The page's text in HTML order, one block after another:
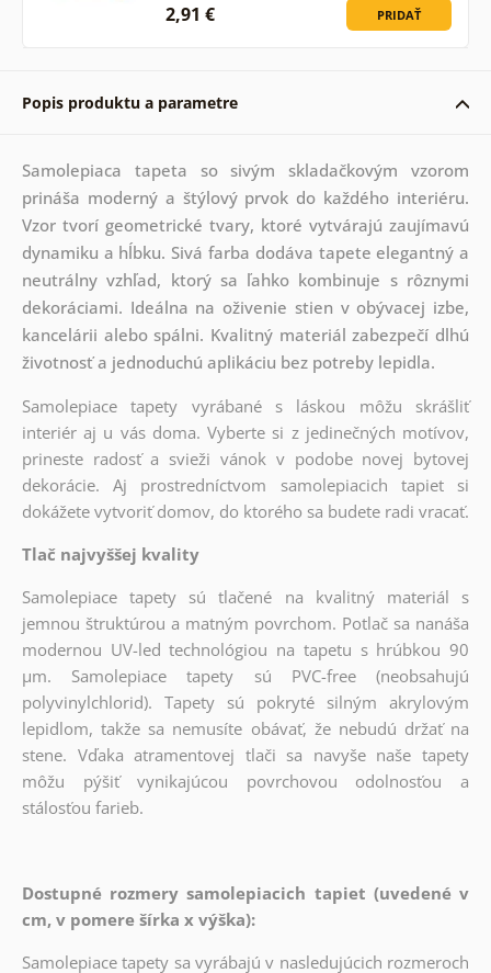
2,91 € PRIDAŤ
Popis produktu a parametre
Samolepiaca tapeta so sivým skladačkovým vzorom
prináša moderný a štýlový prvok do každého interiéru.
Vzor tvorí geometrické tvary, ktoré vytvárajú zaujímavú
dynamiku a hĺbku. Sivá farba dodáva tapete elegantný a
neutrálny vzhľad, ktorý sa ľahko kombinuje s rôznymi
dekoráciami. Ideálna na oživenie stien v obývacej izbe,
kancelárii alebo spálni. Kvalitný materiál zabezpečí dlhú
životnosť a jednoduchú aplikáciu bez potreby lepidla.
Samolepiace tapety vyrábané s láskou môžu skrášliť
interiér aj u vás doma. Vyberte si z jedinečných motívov,
prineste radosť a svieži vánok v podobe novej bytovej
dekorácie. Aj prostredníctvom samolepiacich tapiet si
dokážete vytvoriť domov, do ktorého sa budete radi vracať.
Tlač najvyššej kvality
Samolepiace tapety sú tlačené na kvalitný materiál s
jemnou štruktúrou a matným povrchom. Potlač sa nanáša
modernou UV-led technológiou na tapetu s hrúbkou 90
µm. Samolepiace tapety sú PVC-free (neobsahujú
polyvinylchlorid). Tapety sú pokryté silným akrylovým
lepidlom, takže sa nemusíte obávať, že nebudú držať na
stene. Vďaka atramentovej tlači sa navyše naše tapety
môžu pýšiť vynikajúcou povrchovou odolnosťou a
stálosťou farieb.
Dostupné rozmery samolepiacich tapiet (uvedené v
cm, v pomere šírka x výška):
Samolepiace tapety sa vyrábajú v nasledujúcich rozmeroch